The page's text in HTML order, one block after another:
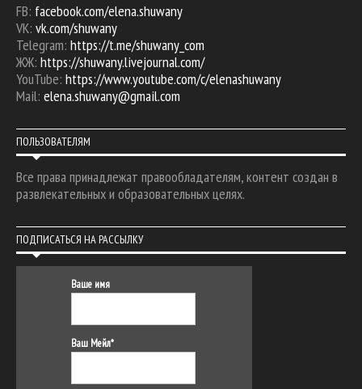
FB: facebook.com/elena.shuwany
VK: vk.com/shuwany
Telegram: https://t.me/shuwany_com
ЖЖ: https://shuwany.livejournal.com/
YouTube: https://www.youtube.com/c/elenashuwany
Mail: elena.shuwany@gmail.com
ПОЛЬЗОВАТЕЛЯМ
Все права принадлежат правообладателям, контент создан в
развлекательных и образовательных целях.
ПОДПИСАТЬСЯ НА РАССЫЛКУ
Ваше имя
Ваш Мейл*